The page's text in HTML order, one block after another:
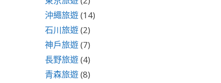
沖繩旅遊(14)
石川旅遊(2)
神戶旅遊(7)
長野旅遊(4)
青森旅遊(8)